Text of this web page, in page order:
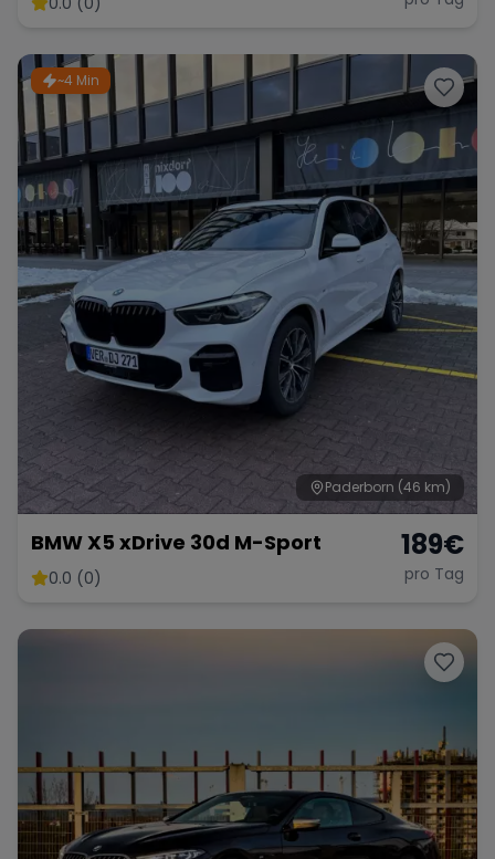
~4 Min
Paderborn (46 km)
BMW X5 xDrive 30d M-Sport
0.0 (0)
189€
pro Tag